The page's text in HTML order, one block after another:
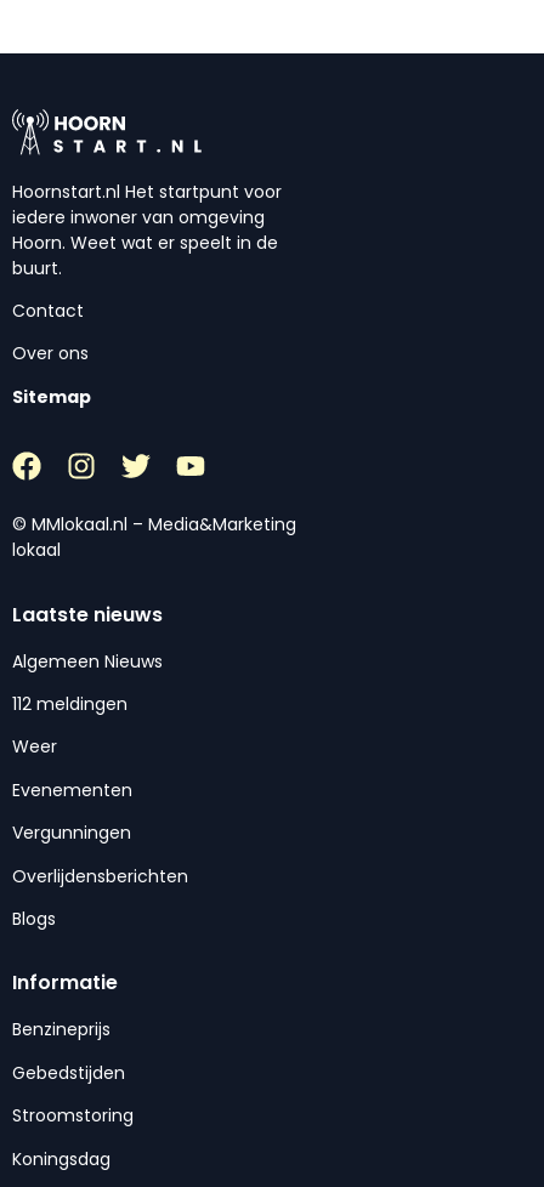
Hoornstart.nl Het startpunt voor
iedere inwoner van omgeving
Hoorn. Weet wat er speelt in de
buurt.
Contact
Over ons
Sitemap
© MMlokaal.nl – Media&Marketing
lokaal
Laatste nieuws
Algemeen Nieuws
112 meldingen
Weer
Evenementen
Vergunningen
Overlijdensberichten
Blogs
Informatie
Benzineprijs
Gebedstijden
Stroomstoring
Koningsdag